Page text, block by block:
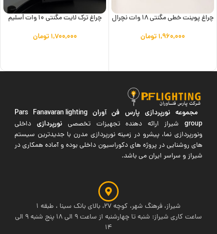
چراغ پوینت خطی مگنتی 18 وات نچرال
۱,۹۶۰,۰۰۰ تومان
چراغ ترک لایت مگنتی 10 وات lسلیم
۱,۷۰۰,۰۰۰ تومان
مجموعه نورپردازی پارس فن آوران Pars Fanavaran lighting
groupشیراز ارائه دهنده تجهیزات تخصصی نورپردازی داخلی
ونورپردازی نما، پیشرو در زمینه نورپردازی مدرن با جدیدترین سیستم
های روشنایی در پروژه های دکوراسیون داخلی بوده و آماده همکاری در
شیراز و سراسر ایران می باشد.
شیراز، فرهنگ شهر، کوچه 27، بالای بانک سینا ، طبقه 1
ساعت کاری شیراز: شنبه تا چهارشنبه از ساعت 9 الی 18 پنج شنبه 9 الی
14